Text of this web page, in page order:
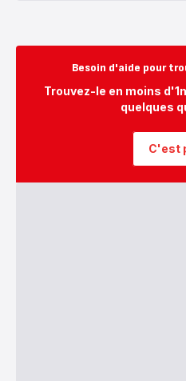
Besoin d'aide pour
Trouvez-le en moins
quelques
C'est